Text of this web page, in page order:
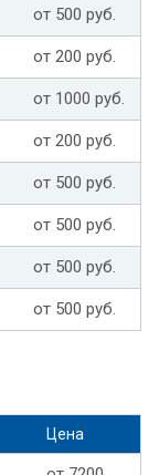
от 500 руб.
от 200 руб.
от 1000 руб.
от 200 руб.
от 500 руб.
от 500 руб.
от 500 руб.
от 500 руб.
Цена